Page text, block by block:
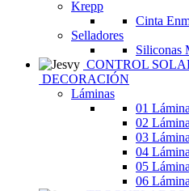
Krepp
Cinta
Selladores
Siliconas
CONTROL
DECORACIÓN
Láminas
01
02
03
04
05
06